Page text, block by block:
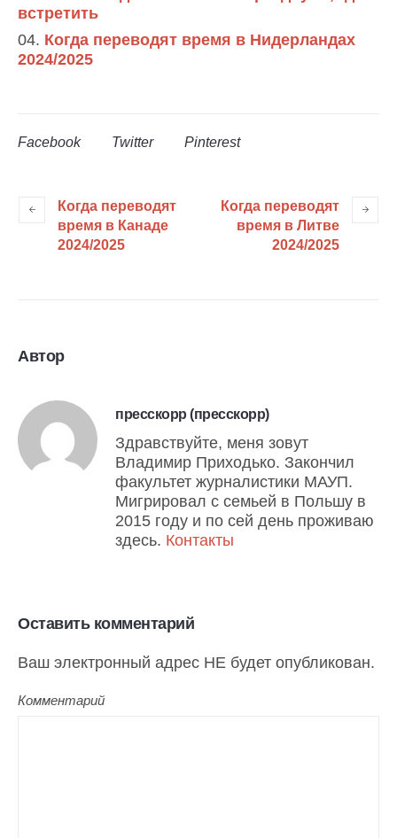
встретить
Когда переводят время в Нидерландах
2024/2025
Facebook Twitter Pinterest
Когда переводят
время в Канаде
2024/2025
Когда переводят
время в Литве
2024/2025
Автор
пресскорр (пресскорр)
Здравствуйте, меня зовут
Владимир Приходько. Закончил
факультет журналистики МАУП.
Мигрировал с семьей в Польшу в
2015 году и по сей день проживаю
здесь. Контакты
Оставить комментарий
Ваш электронный адрес НЕ будет опубликован.
Комментарий